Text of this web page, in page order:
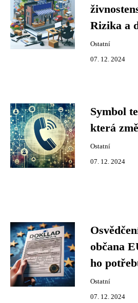
Rizika a
Ostatní
07. 12. 2024
Symbol
která
Ostatní
07. 12. 2024
občana
ho
Ostatní
07. 12. 2024